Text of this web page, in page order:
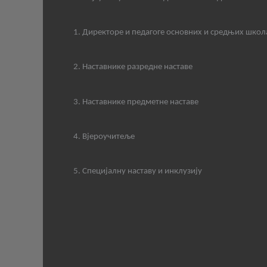
1. Директоре и педагоге основних и средњих
2. Наставнике разредне наставе
3. Наставнике предметне наставе
4. Вјероучитеље
5. Специјалну наставу и инклузију